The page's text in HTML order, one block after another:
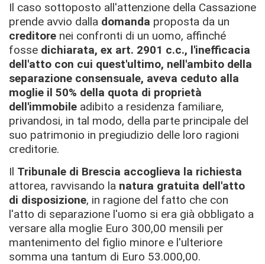
Il caso sottoposto all'attenzione della Cassazione
prende avvio dalla domanda proposta da un
creditore nei confronti di un uomo, affinché
fosse dichiarata, ex art. 2901 c.c., l'inefficacia
dell'atto con cui quest'ultimo, nell'ambito della
separazione consensuale, aveva ceduto alla
moglie il 50% della quota di proprietà
dell'immobile adibito a residenza familiare,
privandosi, in tal modo, della parte principale del
suo patrimonio in pregiudizio delle loro ragioni
creditorie.
Il Tribunale di Brescia accoglieva la richiesta
attorea, ravvisando la natura gratuita dell'atto
di disposizione, in ragione del fatto che con
l'atto di separazione l'uomo si era già obbligato a
versare alla moglie Euro 300,00 mensili per
mantenimento del figlio minore e l'ulteriore
somma una tantum di Euro 53.000,00.